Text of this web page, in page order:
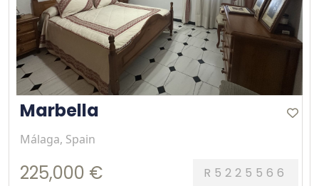
Marbella
Málaga, Spain
225,000 € R5225566